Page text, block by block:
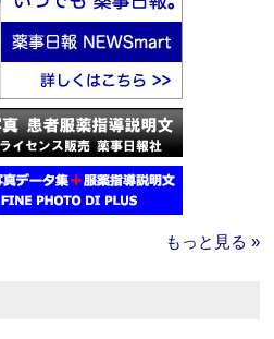
もっと見る »